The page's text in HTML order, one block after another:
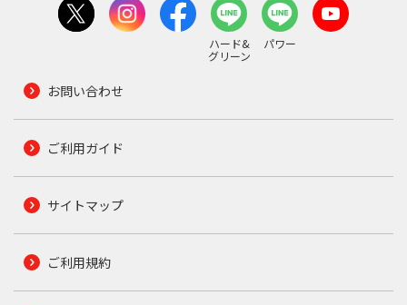
ハード&
グリーン
パワー
お問い合わせ
ご利用ガイド
サイトマップ
ご利用規約